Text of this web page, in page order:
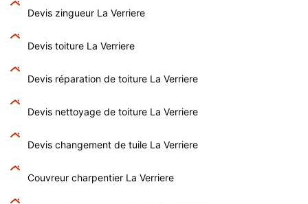
Devis zingueur La Verriere
Devis toiture La Verriere
Devis réparation de toiture La Verriere
Devis nettoyage de toiture La Verriere
Devis changement de tuile La Verriere
Couvreur charpentier La Verriere